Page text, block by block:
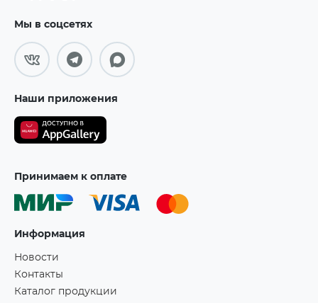
Мы в соцсетях
Наши приложения
Принимаем к оплате
Информация
Новости
Контакты
Каталог продукции